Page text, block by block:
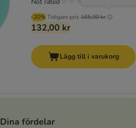
-20%Tidigare pris 165,00 kr
132,00 kr
Lägg till i varukorg
Dina fördelar